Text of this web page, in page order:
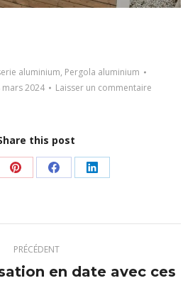
aluminium, Pergola aluminium
mars 2024 Laisser un commentaire
this post
Partager
Pinterest
Partager
Facebook
Partager
LinkedIn
PRÉCÉDENT
en date avec ces